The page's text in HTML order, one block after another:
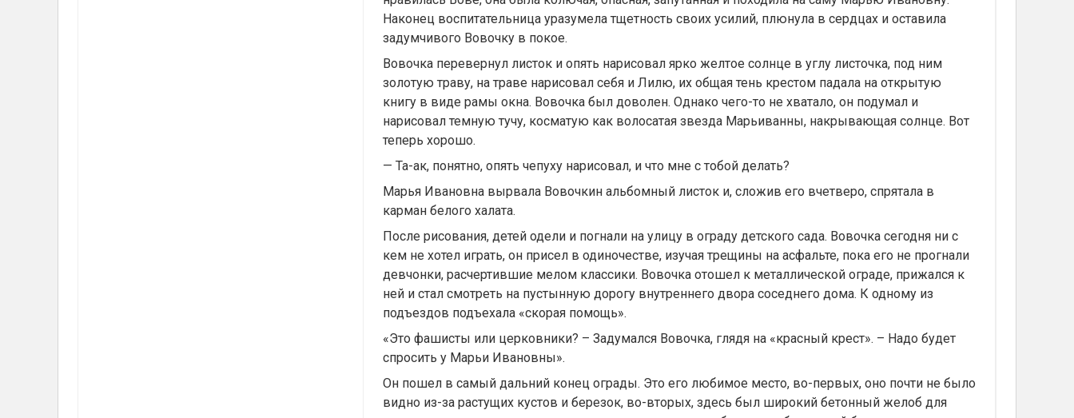
Наконец воспитательница уразумела тщетность своих усилий, плюнула в сердцах и оставила
задумчивого Вовочку в покое.
Вовочка перевернул листок и опять нарисовал ярко желтое солнце в углу листочка, под ним
золотую траву, на траве нарисовал себя и Лилю, их общая тень крестом падала на открытую
книгу в виде рамы окна. Вовочка был доволен. Однако чего-то не хватало, он подумал и
нарисовал темную тучу, косматую как волосатая звезда Марьиванны, накрывающая солнце. Вот
теперь хорошо.
— Та-ак, понятно, опять чепуху нарисовал, и что мне с тобой делать?
Марья Ивановна вырвала Вовочкин альбомный листок и, сложив его вчетверо, спрятала в
карман белого халата.
После рисования, детей одели и погнали на улицу в ограду детского сада. Вовочка сегодня ни с
кем не хотел играть, он присел в одиночестве, изучая трещины на асфальте, пока его не прогнали
девчонки, расчертившие мелом классики. Вовочка отошел к металлической ограде, прижался к
ней и стал смотреть на пустынную дорогу внутреннего двора соседнего дома. К одному из
подъездов подъехала «скорая помощь».
«Это фашисты или церковники? – Задумался Вовочка, глядя на «красный крест». – Надо будет
спросить у Марьи Ивановны».
Он пошел в самый дальний конец ограды. Это его любимое место, во-первых, оно почти не было
видно из-за растущих кустов и березок, во-вторых, здесь был широкий бетонный желоб для